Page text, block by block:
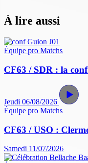
À lire aussi
Équipe pro Matchs
CF63 / SDR : la
Jeudi 06/08/2026
Équipe pro Matchs
CF63 / USO :
Samedi 11/07/2026